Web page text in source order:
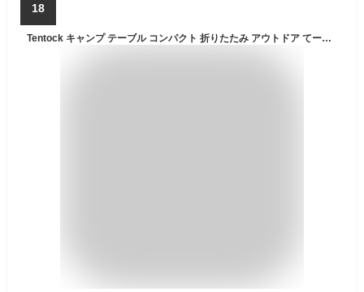
18
Tentock キャンプ テーブル コンパクト 折りたたみ アウトドア てーぶる アルミ ロールテーブル 折り畳み ソロ キッチン テーブル 折りたたみ 無限拡大可能 BBQ ハイキング アウトドア用 収納ケース付き (テーブル本体+ランタンハンガー+ハンガー)